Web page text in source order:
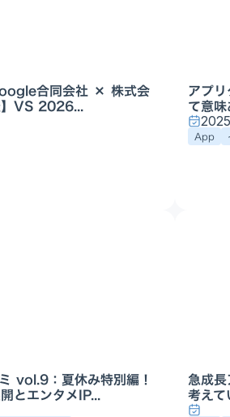
合同会社 × 株式会
】VS 2026...
アプ
て意
App
vol.9：夏休み特別編！
とエンタメIP...
急成
考え